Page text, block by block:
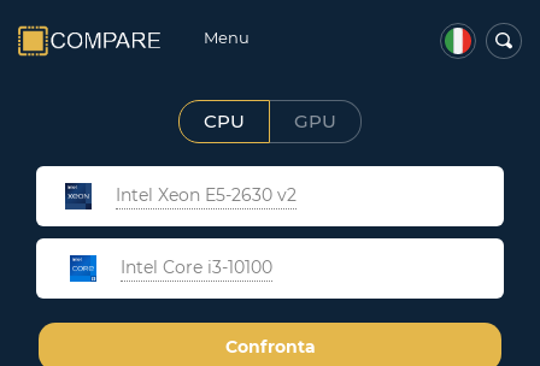
Menu
CPU GPU
Intel Xeon E5-2630 v2
Intel Core i3-10100
Confronta